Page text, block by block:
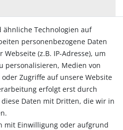
ähnliche Technologien auf
personenbezogene Daten
(z.B. IP-Adresse), um
personalisieren, Medien von
Zugriffe auf unsere Website
erfolgt erst durch
Daten mit Dritten, die wir in
mit Einwilligung oder aufgrund